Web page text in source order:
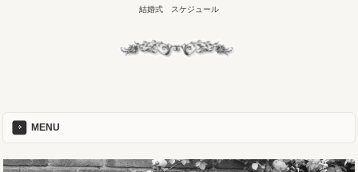
結婚式 スケジュール
MENU